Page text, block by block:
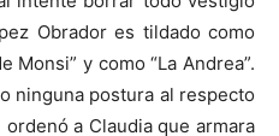
Obrador es tildado como
Monsi” y como “La Andrea”.
ninguna postura al respecto
a Claudia que armara